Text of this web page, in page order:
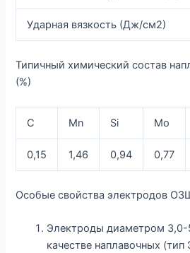
Ударная вязкость (Дж/см2)
Типичный химический состав
(%)
С Mn Si Mo
0,15 1,46 0,94 0,77
Особые свойства электродов
Электроды диаметром
качестве наплавочных